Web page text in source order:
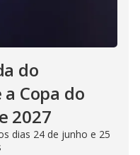
do
Copa do
2027
dias 24 de junho e 25